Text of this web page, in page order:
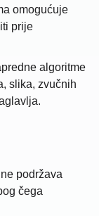
omogućuje
prije
algoritme
slika, zvučnih
podržava
čega